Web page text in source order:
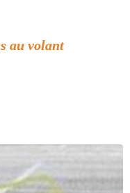
au volant